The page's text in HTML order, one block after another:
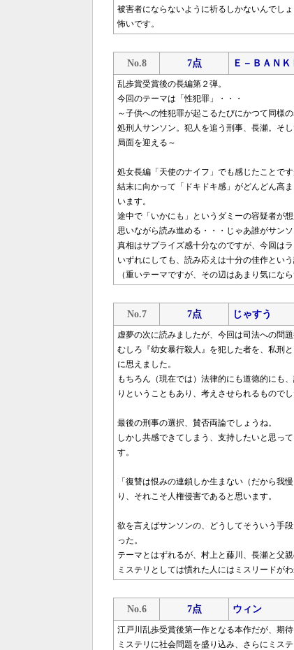
被害者にならないように祈るしかないんでしょ
怖いです。
No.8 7点 Ｅ－ＢＡＮＫ
乱歩賞受賞後の長編第２弾。
今回のテーマは「性犯罪」・・・
～子供への性犯罪が起こるたびにかつて同様
処刑人サンソン。犯人を追う刑事、長瀬。そ
局面を迎える～
処女長編「天使のナイフ」でも感じたことで
結末に向かって「ドキドキ感」がどんどん高
います。
途中で「いかにも」というダミーの容疑者が
思いながら読み進める・・・じゃあ誰がサン
真相はサプライズ感十分なのですが、今回は
いずれにしても、読み応えは十分の佳作という
（重いテーマですが、その辺はあまり気にな
No.7 7点 じゃすう
虚夢の次に読みましたが、今回は司法への問
むしろ『幼女暴行殺人』を犯した者を、私刑
に思えました。
もちろん（現在では）法律的にも道徳的にも
りということもあり、考えさせられるものでし
最後の刑事の選択、賛否両論でしょうね。
しかし共感できてしまう、支持したいと思っ
す。
「復讐は恨みの連鎖しか生まない（だから我
り、それこそ人権侵害であると思います。
欲を言えばサンソンの、どうしてそういう手
った。
テーマとはずれるが、村上と藤川、長瀬と父
ミステリとしては慣れた人にはミスリードが
No.6 7点 ウィン
江戸川乱歩受賞後第一作となる本作だが、期待
ミステリに社会問題を盛り込み、さらにミス